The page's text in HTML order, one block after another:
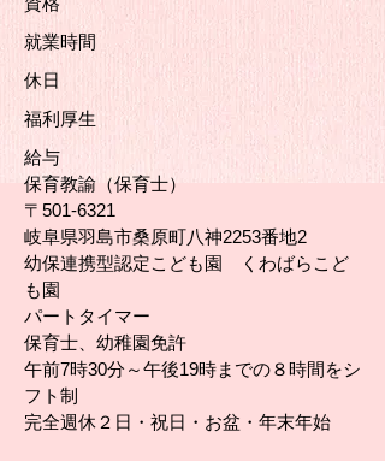
就業時間
休日
福利厚生
給与
保育教諭（保育士）
〒501-6321
岐阜県羽島市桑原町八神2253番地2
幼保連携型認定こども園 くわばらこど
も園
パートタイマー
保育士、幼稚園免許
午前7時30分～午後19時までの８時間をシ
フト制
完全週休２日・祝日・お盆・年末年始